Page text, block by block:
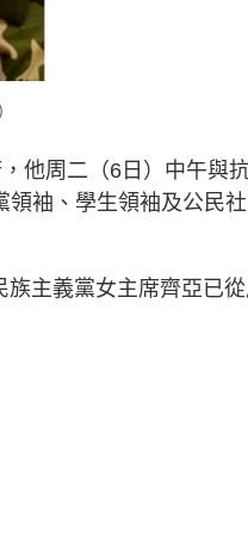
他周二（6日）中午與
領袖、學生領袖及公民
主義黨女主席齊亞已